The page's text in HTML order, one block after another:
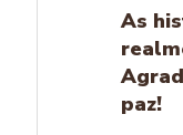
As
paz!